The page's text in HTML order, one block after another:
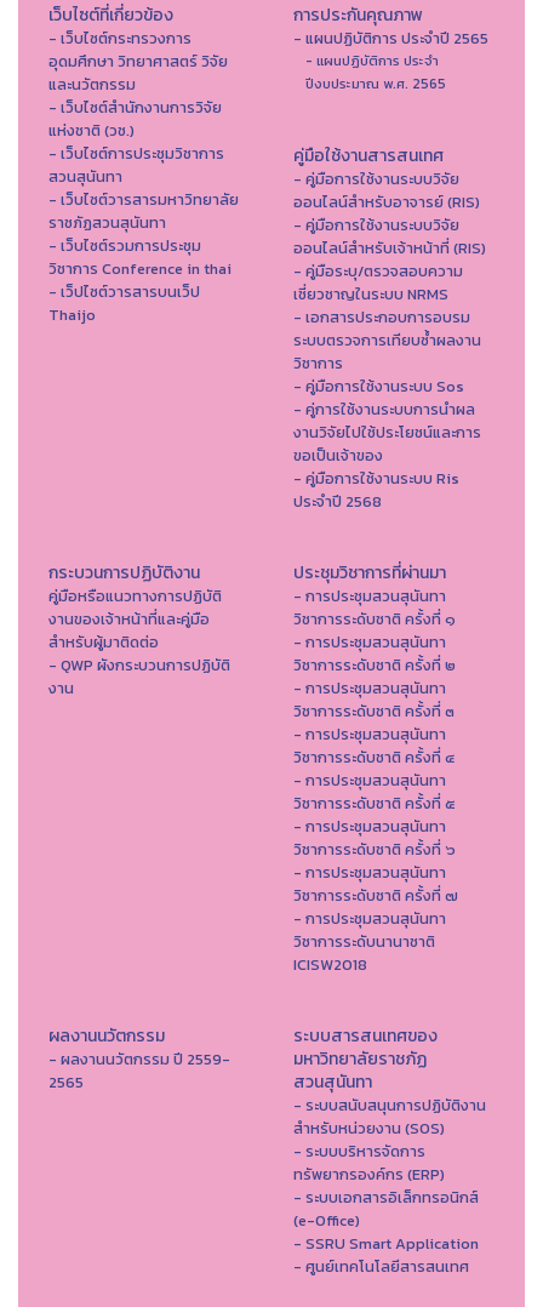
เว็บไซต์ที่เกี่ยวข้อง
- เว็บไซต์กระทรวงการ
อุดมศึกษา วิทยาศาสตร์ วิจัย
และนวัตกรรม
- เว็บไซต์สำนักงานการวิจัย
แห่งชาติ (วช.)
- เว็บไซต์การประชุมวิชาการ
สวนสุนันทา
- เว็บไซต์วารสารมหาวิทยาลัย
ราชภัฏสวนสุนันทา
- เว็บไซต์รวมการประชุม
วิชาการ Conference in thai
- เว็ปไซต์วารสารบนเว็ป
Thaijo
การประกันคุณภาพ
- แผนปฏิบัติการ ประจำปี 2565
- แผนปฏิบัติการ ประจำ
ปีงบประมาณ พ.ศ. 2565
คู่มือใช้งานสารสนเทศ
- คู่มือการใช้งานระบบวิจัย
ออนไลน์สำหรับอาจารย์ (RIS)
- คู่มือการใช้งานระบบวิจัย
ออนไลน์สำหรับเจ้าหน้าที่ (RIS)
- คู่มือระบุ/ตรวจสอบความ
เชี่ยวชาญในระบบ NRMS
- เอกสารประกอบการอบรม
ระบบตรวจการเทียบซ้ำผลงาน
วิชาการ
- คู่มือการใช้งานระบบ Sos
- คู่การใช้งานระบบการนำผล
งานวิจัยไปใช้ประโยชน์และการ
ขอเป็นเจ้าของ
- คู่มือการใช้งานระบบ Ris
ประจำปี 2568
กระบวนการปฏิบัติงาน
คู่มือหรือแนวทางการปฏิบัติ
งานของเจ้าหน้าที่และคู่มือ
สำหรับผู้มาติดต่อ
- QWP ผังกระบวนการปฏิบัติ
งาน
ประชุมวิชาการที่ผ่านมา
- การประชุมสวนสุนันทา
วิชาการระดับชาติ ครั้งที่ ๑
- การประชุมสวนสุนันทา
วิชาการระดับชาติ ครั้งที่ ๒
- การประชุมสวนสุนันทา
วิชาการระดับชาติ ครั้งที่ ๓
- การประชุมสวนสุนันทา
วิชาการระดับชาติ ครั้งที่ ๔
- การประชุมสวนสุนันทา
วิชาการระดับชาติ ครั้งที่ ๕
- การประชุมสวนสุนันทา
วิชาการระดับชาติ ครั้งที่ ๖
- การประชุมสวนสุนันทา
วิชาการระดับชาติ ครั้งที่ ๗
- การประชุมสวนสุนันทา
วิชาการระดับนานาชาติ
ICISW2018
ผลงานนวัตกรรม
- ผลงานนวัตกรรม ปี 2559-
2565
ระบบสารสนเทศของ
มหาวิทยาลัยราชภัฏ
สวนสุนันทา
- ระบบสนับสนุนการปฏิบัติงาน
สำหรับหน่วยงาน (SOS)
- ระบบบริหารจัดการ
ทรัพยากรองค์กร (ERP)
- ระบบเอกสารอิเล็กทรอนิกส์
(e-Office)
- SSRU Smart Application
- ศูนย์เทคโนโลยีสารสนเทศ